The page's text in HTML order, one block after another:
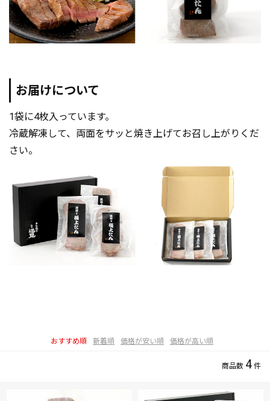
お届けについて
1袋に4枚入っています。
冷蔵解凍して、両面をサッと焼き上げてお召し上がりくだ
さい。
おすすめ順 新着順 価格が安い順 価格が高い順
4